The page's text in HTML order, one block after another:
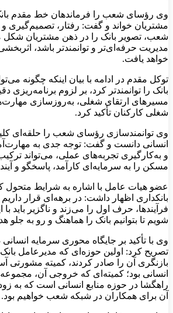
وی رؤسای شعب را فرماندهان خط مقدم بانک
مشتریان خواند و گفت: رفتار، تصمیم‌گیری
شعب، تصویر بانک را در ذهن مشتریان شکل
مدیریت حرفه‌ای‌تر و توانمندتر باشد،
خواهد یافت.
توکل مقدم در ادامه با بیان اینکه چگونه
بانک را توانمندتر کرد، بر لزوم برنامه‌ریزی
مسیرهای ارتقای شغلی، به‌روزسازی
شغلی کارکنان تأکید کرد.
وی توانمندسازی رؤسای شعب را حلقه‌ای
انسانی دانست و گفت: توجه جدی به
و به‌کارگیری تجربه‌های عملی، می‌تواند
مسکن را به سرمایه‌ای کارآمد، پاسخگو و
عضو هیات عامل با اشاره به شرایط متحول
بانکداری اظهار داشت: در برهه‌ای قرار
فرآیندها، حرف اول را می‌زند و ناگزیر باید با
شویم تا بتوانیم بانک را هماهنگ و رو به جلو
وی با تأکید بر جایگاه محوری سرمایه
تصریح کرد: اولین حوزه‌ای که مدیرعامل
بازنگری آن را صادر کردند، کمیته مشورتی
انسانی بود؛ کمیته‌ای که خروجی آن،
راهگشا در حوزه منابع انسانی است که به
آن برای همکاران در شبکه شعب خواهیم بود.